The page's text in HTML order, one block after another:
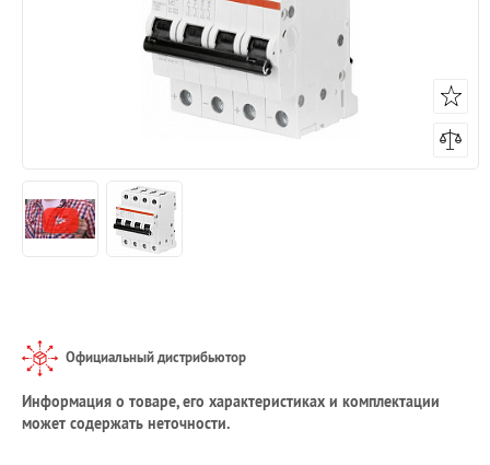
Официальный дистрибьютор
Информация о товаре, его характеристиках и комплектации
может содержать неточности.